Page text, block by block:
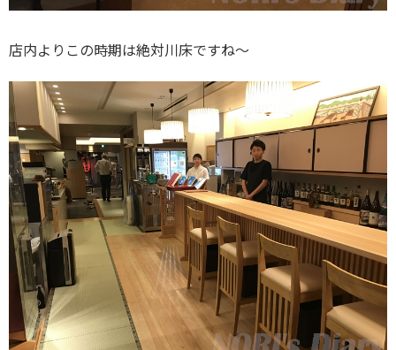
店内よりこの時期は絶対川床ですね～